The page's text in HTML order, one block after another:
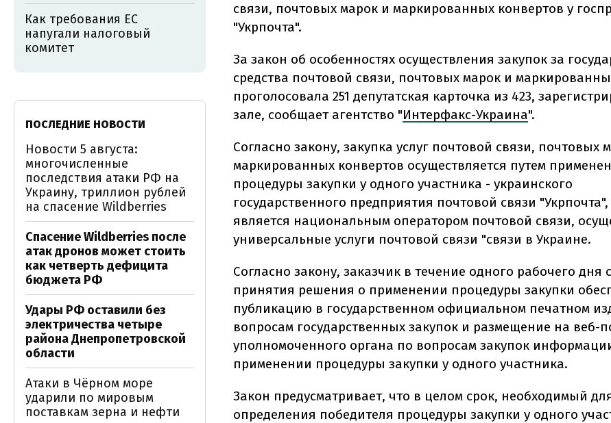
связи, почтовых марок и маркированных конвертов у
"Укрпочта".
За закон об особенностях осуществления закупок за
средства почтовой связи, почтовых марок и
проголосовала 251 депутатская карточка из 423,
зале, сообщает агентство "Интерфакс-Украина".
Согласно закону, закупка услуг почтовой связи, почтовых
маркированных конвертов осуществляется путем
процедуры закупки у одного участника - украинского
государственного предприятия почтовой связи "Укрпочта",
является национальным оператором почтовой связи,
универсальные услуги почтовой связи "связи в Украине.
Согласно закону, заказчик в течение одного рабочего дня
принятия решения о применении процедуры закупки
публикацию в государственном официальном печатном
вопросам государственных закупок и размещение на веб-
уполномоченного органа по вопросам закупок
применении процедуры закупки у одного участника.
Закон предусматривает, что в целом срок, необходимый
определения победителя процедуры закупки у одного
Как требования ЕС
напугали налоговый
комитет
ПОСЛЕДНИЕ НОВОСТИ
Новости 5 августа:
многочисленные
последствия атаки РФ на
Украину, триллион рублей
на спасение Wildberries
Спасение Wildberries после
атак дронов может стоить
как четверть дефицита
бюджета РФ
Удары РФ оставили без
электричества четыре
района Днепропетровской
области
Атаки в Чёрном море
ударили по мировым
поставкам зерна и нефти